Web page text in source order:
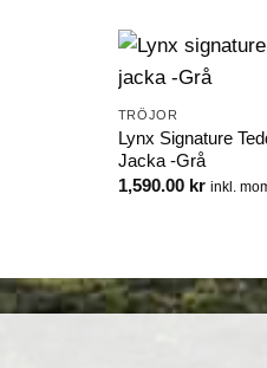
TRÖJOR
Lynx Signature
Jacka -Grå
1,590.00 kr inkl.